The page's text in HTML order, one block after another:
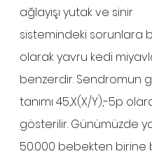
ağlayışı yutak ve sinir
sistemindeki sorunlara
olarak yavru kedi
benzerdir. Sendromun
tanımı 45,X(X/Y),-5p
gösterilir. Günümüzde
50.000 bebekten birine